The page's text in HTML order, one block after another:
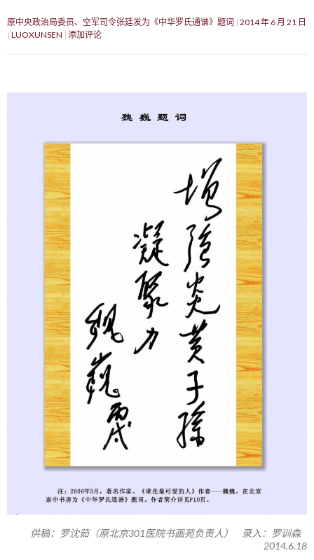
原中央政治局委员、空军司令张廷发为《中华罗氏通谱》题词 2014 年 6 月 21 日
LUOXUNSEN 添加评论
供稿：罗沈茹（原北京301医院书画苑负责人） 录入：罗训森
2014.6.18